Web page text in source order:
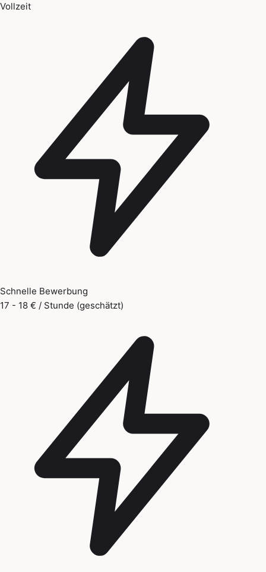
Vollzeit
Schnelle Bewerbung
17 - 18 € / Stunde (geschätzt)